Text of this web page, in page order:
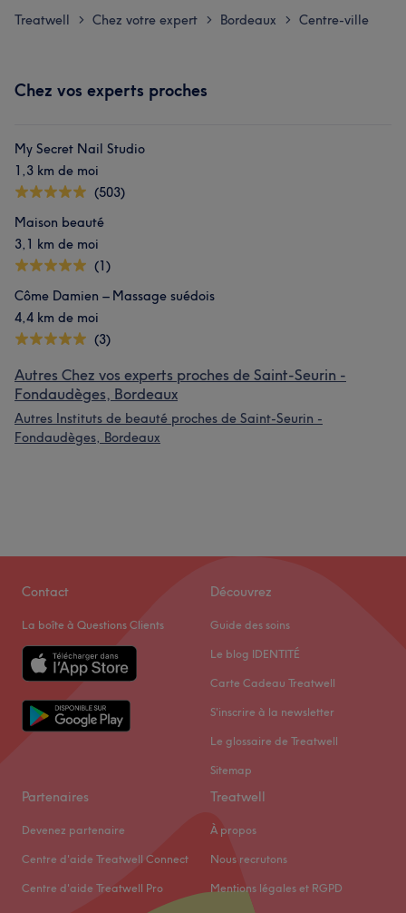
Treatwell > Chez votre expert > Bordeaux > Centre-ville
Chez vos experts proches
My Secret Nail Studio
1,3 km de moi
(503)
Maison beauté
3,1 km de moi
(1)
Côme Damien – Massage suédois
4,4 km de moi
(3)
Autres Chez vos experts proches de Saint-Seurin -
Fondaudèges, Bordeaux
Autres Instituts de beauté proches de Saint-Seurin -
Fondaudèges, Bordeaux
Contact
La boîte à Questions Clients
Découvrez
Guide des soins
Le blog IDENTITÉ
Carte Cadeau Treatwell
S'inscrire à la newsletter
Le glossaire de Treatwell
Sitemap
Partenaires
Devenez partenaire
Centre d'aide Treatwell Connect
Centre d'aide Treatwell Pro
Treatwell
À propos
Nous recrutons
Mentions légales et RGPD